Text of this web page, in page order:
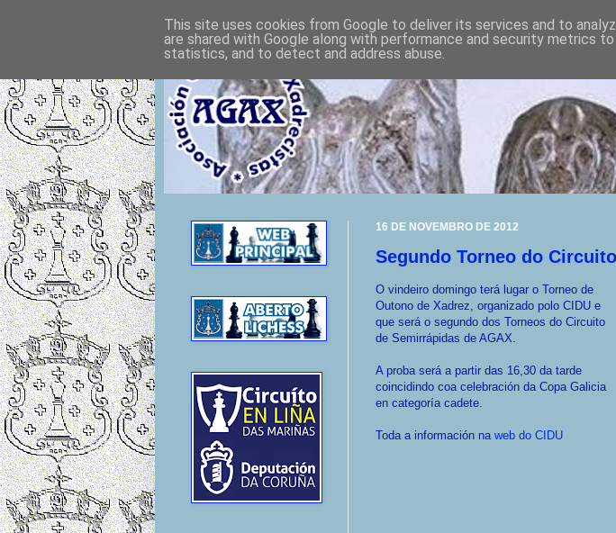
16 DE NOVEMBRO DE 2012
Segundo Torneo do
O vindeiro domingo terá lugar o Torneo de
Outono de Xadrez, organizado polo CIDU e
que será o segundo dos Torneos do Circuito
de Semirrápidas de AGAX.
A proba será a partir das 16,30 da tarde
coincidindo coa celebración da Copa Galicia
en categoría cadete.
Toda a información na web do CIDU
This site uses cookies from Google to deliver its services and to
are shared with Google along with performance and security metrics
statistics, and to detect and address abuse.